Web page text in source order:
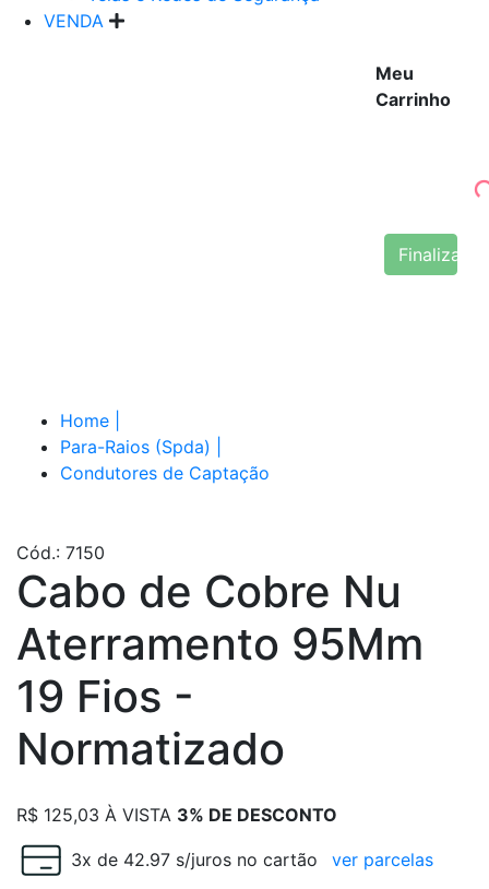
VENDA
Meu
Carrinho
Finalizar
Home
Para-Raios (Spda)
Condutores de Captação
Cód.: 7150
Cabo de Cobre Nu
Aterramento 95Mm
19 Fios -
Normatizado
R$ 125,03 À VISTA 3% DE DESCONTO
3x de 42.97 s/juros no cartão ver parcelas